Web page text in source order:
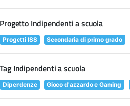
Progetto Indipendenti a scuola
Progetti ISS Secondaria di primo grado
Tag Indipendenti a scuola
Dipendenze Gioco d'azzardo e Gaming